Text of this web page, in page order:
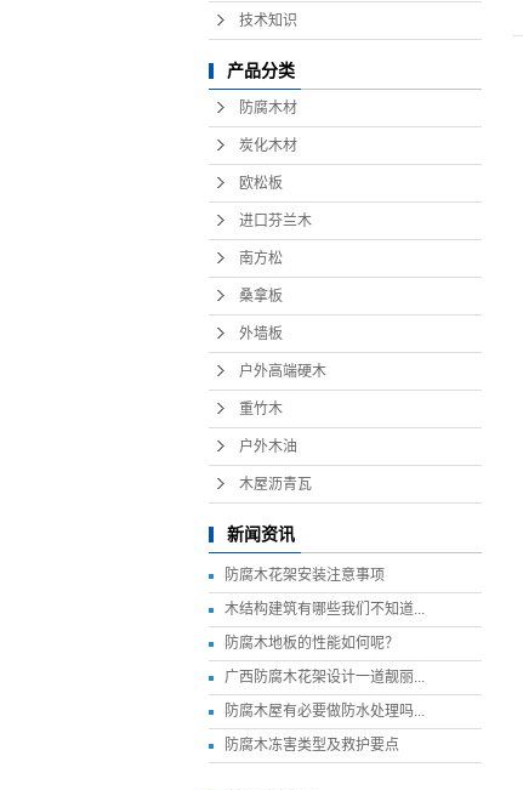
技术知识
产品分类
防腐木材
炭化木材
欧松板
进口芬兰木
南方松
桑拿板
外墙板
户外高端硬木
重竹木
户外木油
木屋沥青瓦
新闻资讯
防腐木花架安装注意事项
木结构建筑有哪些我们不知道...
防腐木地板的性能如何呢？
广西防腐木花架设计一道靓丽...
防腐木屋有必要做防水处理吗...
防腐木冻害类型及救护要点